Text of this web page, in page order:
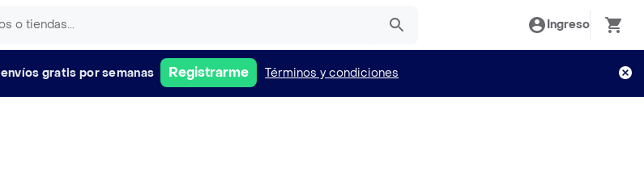
Ingreso
envíos gratis por semanas Registrarme Términos y condiciones